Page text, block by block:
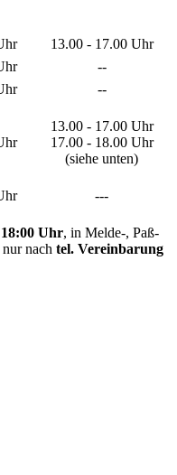
13.00 - 17.00 Uhr
--
--
13.00 - 17.00 Uhr
17.00 - 18.00 Uhr
(siehe unten)
---
Uhr, in Melde-, Paß-
nach tel. Vereinbarung